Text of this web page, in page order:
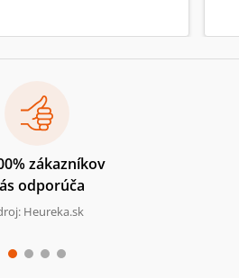
zákazníkov
odporúča
Heureka.sk